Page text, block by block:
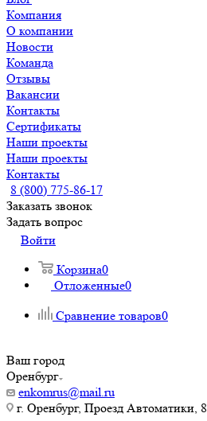
Компания
О компании
Новости
Команда
Отзывы
Вакансии
Контакты
Сертификаты
Наши проекты
Наши проекты
Контакты
8 (800) 775-86-17
Заказать звонок
Задать вопрос
Войти
Корзина0
Отложенные0
Сравнение товаров0
Ваш город
Оренбург
enkomrus@mail.ru
г. Оренбург, Проезд Автоматики, 8